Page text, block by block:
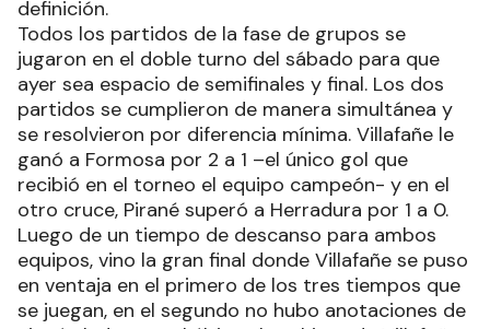
definición.
Todos los partidos de la fase de grupos se
jugaron en el doble turno del sábado para que
ayer sea espacio de semifinales y final. Los dos
partidos se cumplieron de manera simultánea y
se resolvieron por diferencia mínima. Villafañe le
ganó a Formosa por 2 a 1 –el único gol que
recibió en el torneo el equipo campeón- y en el
otro cruce, Pirané superó a Herradura por 1 a 0.
Luego de un tiempo de descanso para ambos
equipos, vino la gran final donde Villafañe se puso
en ventaja en el primero de los tres tiempos que
se juegan, en el segundo no hubo anotaciones de